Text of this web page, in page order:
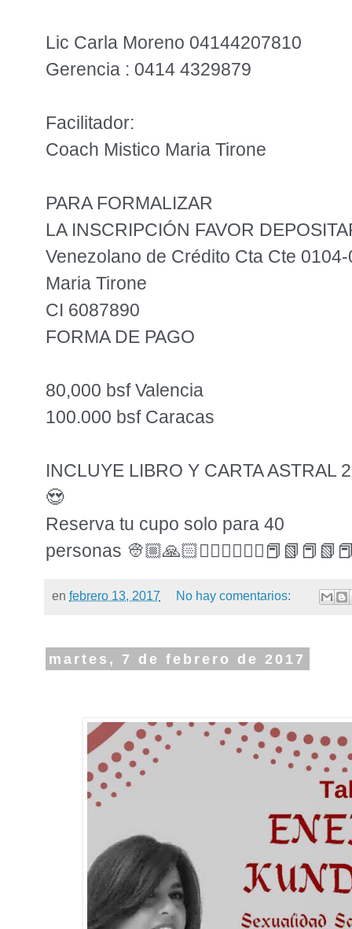
Lic Carla Moreno 04144207810
Gerencia : 0414 4329879
Facilitador:
Coach Mistico Maria Tirone
PARA FORMALIZAR
LA INSCRIPCIÓN FAVOR
Venezolano de Crédito Cta Cte
Maria Tirone
CI 6087890
FORMA DE PAGO
80,000 bsf Valencia
100.000 bsf Caracas
INCLUYE LIBRO Y CARTA ASTRAL
😍
Reserva tu cupo solo para 40
personas
en febrero 13, 2017 No hay comentarios:
martes, 7 de febrero de 2017